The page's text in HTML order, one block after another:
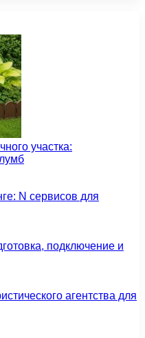
участка:
N сервисов для
подключение и
агентства для